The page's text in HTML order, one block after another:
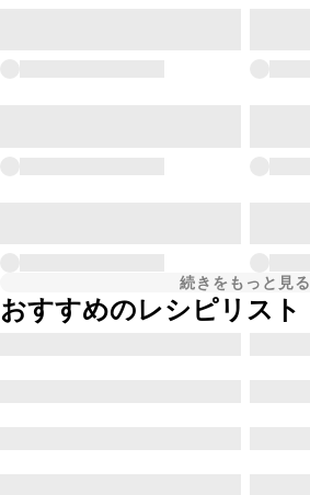
続きをもっと見る
おすすめのレシピリスト